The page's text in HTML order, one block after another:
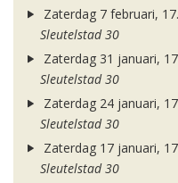
Zaterdag 7 februari,
Sleutelstad 30
Zaterdag 31 januari,
Sleutelstad 30
Zaterdag 24 januari,
Sleutelstad 30
Zaterdag 17 januari,
Sleutelstad 30